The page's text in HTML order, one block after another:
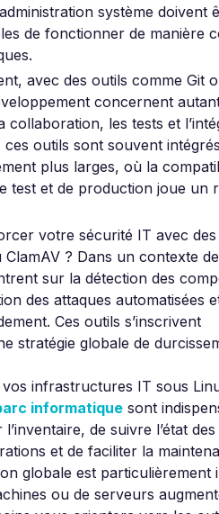
système doivent
de fonctionner de manière
avec des outils comme Git
concernent
collaboration, les tests et
outils sont souvent
plus larges, où la
test et de production joue un
votre sécurité IT avec
ClamAV ? Dans un contexte
sur la détection des
des attaques automatisées
Ces outils s’inscrivent
stratégie globale de
infrastructures IT sous
informatique sont
de suivre l’état
et de faciliter la
globale est particulièrement
ou de serveurs